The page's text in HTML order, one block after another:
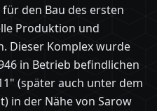
den Bau des ersten
Produktion und
Dieser Komplex wurde
in Betrieb befindlichen
(später auch unter dem
in der Nähe von Sarow